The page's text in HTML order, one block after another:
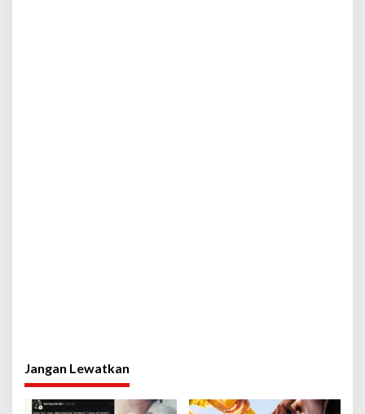
Jangan Lewatkan